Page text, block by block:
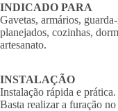
INDICADO PARA
Gavetas, armários,
planejados, cozinhas,
artesanato.
INSTALAÇÃO
Instalação rápida e prática.
Basta realizar a furação